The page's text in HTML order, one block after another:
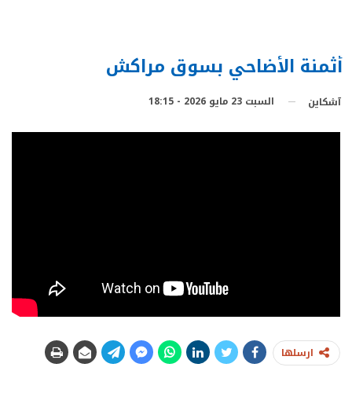
أثمنة الأضاحي بسوق مراكش
آشكاين السبت 23 مايو 2026 - 18:15
ارسلها